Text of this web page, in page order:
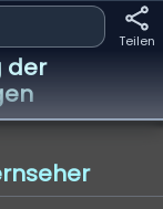
Teilen
der